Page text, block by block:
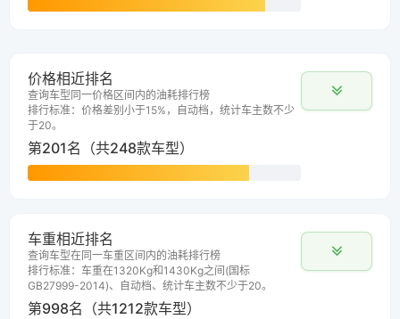
价格相近排名
查询车型同一价格区间内的油耗排行榜
排行标准：价格差别小于15%，自动档，统计车主数不少
于20。
第201名（共248款车型）
车重相近排名
查询车型在同一车重区间内的油耗排行榜
排行标准：车重在1320Kg和1430Kg之间(国标
GB27999-2014)、自动档、统计车主数不少于20。
第998名（共1212款车型）